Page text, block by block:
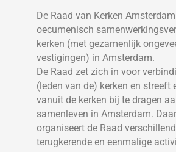
De Raad van Kerken
oecumenisch
kerken (met gezamenlijk
vestigingen) in Amsterdam.
De Raad zet zich in voor
(leden van de) kerken en streeft
vanuit de kerken bij te dragen
samenleven in Amsterdam.
organiseert de Raad
terugkerende en eenmalige